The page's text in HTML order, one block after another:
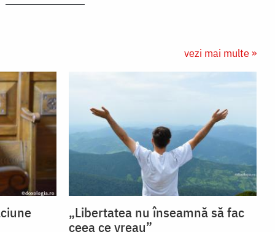
vezi mai multe »
„Libertatea nu înseamnă să fac
ceea ce vreau”